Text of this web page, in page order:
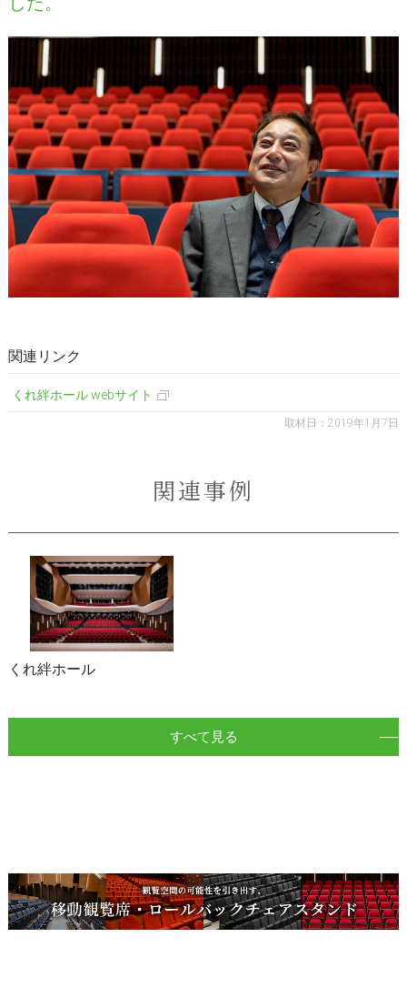
くれ絆ホール webサイト
取材日：2019年1月7日
関連事例
くれ絆ホール
すべて見る